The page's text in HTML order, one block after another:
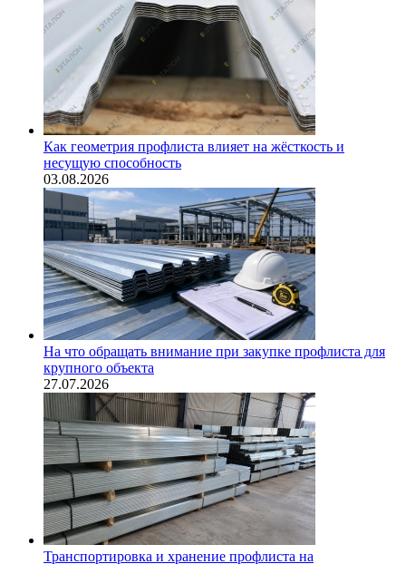
Как геометрия профлиста влияет на жёсткость и
несущую способность
03.08.2026
На что обращать внимание при закупке профлиста для
крупного объекта
27.07.2026
Транспортировка и хранение профлиста на